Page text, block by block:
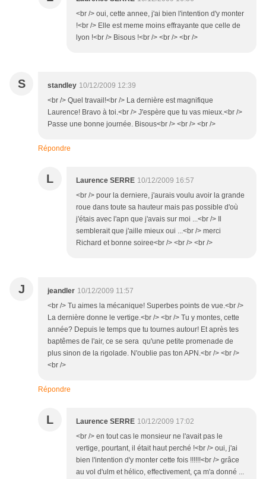
<br /> oui, cette annee, j'ai bien l'intention d'y monter
!<br /> Elle est meme moins effrayante que celle de
lyon !<br /> Bisous !<br /> <br /> <br />
S standley 10/12/2009 12:39
<br /> Quel travail!<br /> La dernière est magnifique
Laurence! Bravo à toi.<br /> J'espère que tu vas mieux.<br />
Passe une bonne journée. Bisous<br /> <br /> <br />
Répondre
L Laurence SERRE 10/12/2009 16:57
<br /> pour la derniere, j'aurais voulu avoir la grande
roue dans toute sa hauteur mais pas possible d'où
j'étais avec l'apn que j'avais sur moi ...<br /> Il
semblerait que j'aille mieux oui ...<br /> merci
Richard et bonne soiree<br /> <br /> <br />
J jeandler 10/12/2009 11:57
<br /> Tu aimes la mécanique! Superbes points de vue.<br />
La dernière donne le vertige.<br /> <br /> Tu y montes, cette
année? Depuis le temps que tu tournes autour! Et après tes
baptêmes de l'air, ce se sera qu'une petite promenade de
plus sinon de la rigolade. N'oublie pas ton APN.<br /> <br />
<br />
Répondre
L Laurence SERRE 10/12/2009 17:02
<br /> en tout cas le monsieur ne l'avait pas le
vertige, pourtant, il était haut perché !<br /> oui, j'ai
bien l'intention d'y monter cette fois !!!!!!<br /> grâce
au vol d'ulm et hélico, effectivement, ça m'a donné ...